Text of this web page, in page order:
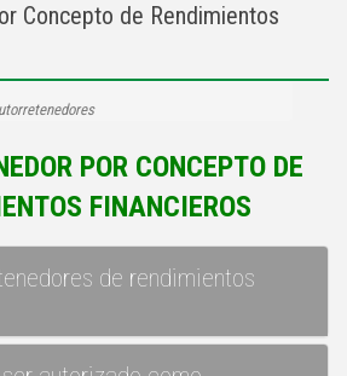
Concepto de Rendimientos
POR CONCEPTO DE
FINANCIEROS
de rendimientos